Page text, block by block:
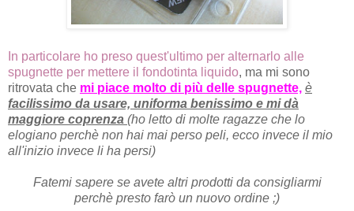
In particolare ho preso quest'ultimo per alternarlo alle
spugnette per mettere il fondotinta liquido, ma mi sono
ritrovata che mi piace molto di più delle spugnette, è
facilissimo da usare, uniforma benissimo e mi dà
maggiore coprenza (ho letto di molte ragazze che lo
elogiano perchè non hai mai perso peli, ecco invece il mio
all'inizio invece li ha persi)
Fatemi sapere se avete altri prodotti da consigliarmi
perchè presto farò un nuovo ordine ;)